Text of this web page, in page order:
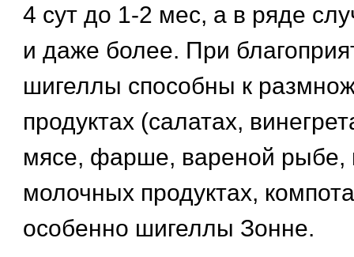
4 сут до 1-2 мес, а в ряде
и даже более. При
шигеллы способны к
продуктах (салатах,
мясе, фарше, вареной рыбе,
молочных продуктах,
особенно шигеллы Зонне.